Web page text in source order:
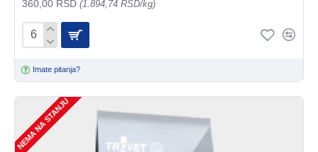
360,00 RSD (1.894,74 RSD/kg)
Imate pitanja?
NEMA NA STANJU